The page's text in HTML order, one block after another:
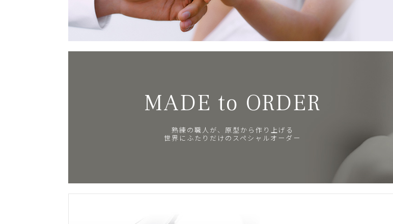
MADE to ORDER
熟練の職人が、原型から作り上げる
世界にふたりだけのスペシャルオーダー